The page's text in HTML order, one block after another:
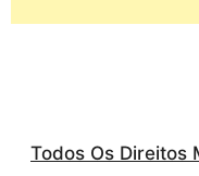
Todos Os Direitos